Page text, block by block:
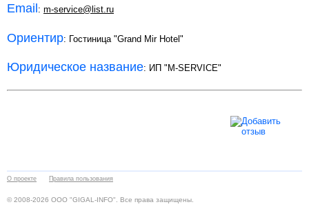
Email : m-service@list.ru
Ориентир: Гостиница "Grand Mir Hotel"
Юридическое название: ИП "M-SERVICE"
О проекте Правила пользования
© 2008-2026 ООО "GIGAL-INFO". Все права защищены.